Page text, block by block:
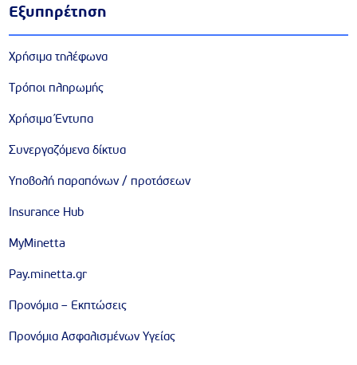
Εξυπηρέτηση
Χρήσιμα τηλέφωνα
Τρόποι πληρωμής
Χρήσιμα Έντυπα
Συνεργαζόμενα δίκτυα
Υποβολή παραπόνων / προτάσεων
Insurance Hub
MyMinetta
Pay.minetta.gr
Προνόμια – Εκπτώσεις
Προνόμια Ασφαλισμένων Υγείας